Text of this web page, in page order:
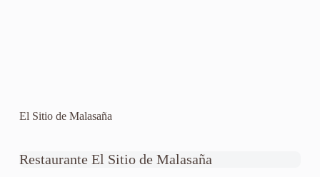
El Sitio de Malasaña
Restaurante El Sitio de Malasaña